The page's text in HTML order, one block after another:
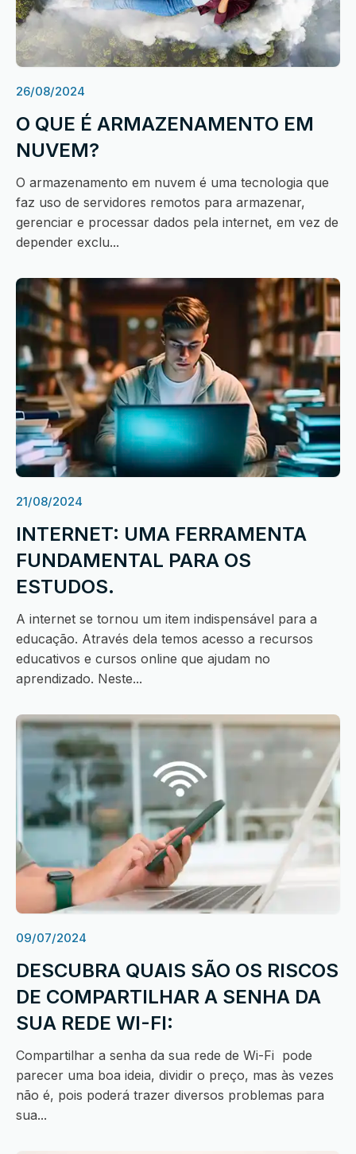
26/08/2024
O QUE É ARMAZENAMENTO EM
NUVEM?
O armazenamento em nuvem é uma tecnologia que
faz uso de servidores remotos para armazenar,
gerenciar e processar dados pela internet, em vez de
depender exclu...
21/08/2024
INTERNET: UMA FERRAMENTA
FUNDAMENTAL PARA OS
ESTUDOS.
A internet se tornou um item indispensável para a
educação. Através dela temos acesso a recursos
educativos e cursos online que ajudam no
aprendizado. Neste...
09/07/2024
DESCUBRA QUAIS SÃO OS RISCOS
DE COMPARTILHAR A SENHA DA
SUA REDE WI-FI:
Compartilhar a senha da sua rede de Wi-Fi pode
parecer uma boa ideia, dividir o preço, mas às vezes
não é, pois poderá trazer diversos problemas para
sua...